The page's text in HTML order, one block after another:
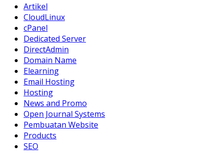
Artikel
CloudLinux
cPanel
Dedicated Server
DirectAdmin
Domain Name
Elearning
Email Hosting
Hosting
News and Promo
Open Journal Systems
Pembuatan Website
Products
SEO